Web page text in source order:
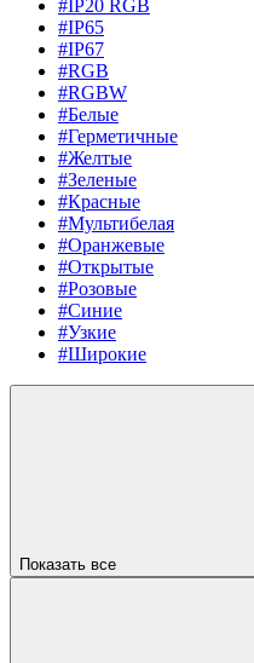
#IP20 RGB
#IP65
#IP67
#RGB
#RGBW
#Белые
#Герметичные
#Желтые
#Зеленые
#Красные
#Мультибелая
#Оранжевые
#Открытые
#Розовые
#Синие
#Узкие
#Широкие
Показать все